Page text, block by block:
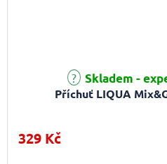
Příchuť LIQUA
Skladem -
329 Kč